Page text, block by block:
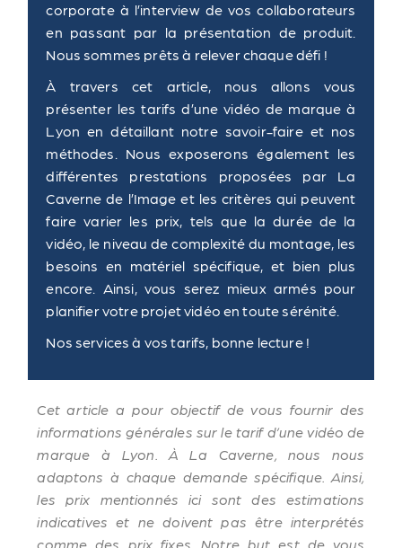
corporate à l’interview de vos collaborateurs
en passant par la présentation de produit.
Nous sommes prêts à relever chaque défi !
À travers cet article, nous allons vous
présenter les tarifs d’une vidéo de marque à
Lyon en détaillant notre savoir-faire et nos
méthodes. Nous exposerons également les
différentes prestations proposées par La
Caverne de l’Image et les critères qui peuvent
faire varier les prix, tels que la durée de la
vidéo, le niveau de complexité du montage, les
besoins en matériel spécifique, et bien plus
encore. Ainsi, vous serez mieux armés pour
planifier votre projet vidéo en toute sérénité.
Nos services à vos tarifs, bonne lecture !
Cet article a pour objectif de vous fournir des
informations générales sur le tarif d’une vidéo de
marque à Lyon. À La Caverne, nous nous
adaptons à chaque demande spécifique. Ainsi,
les prix mentionnés ici sont des estimations
indicatives et ne doivent pas être interprétés
comme des prix fixes. Notre but est de vous